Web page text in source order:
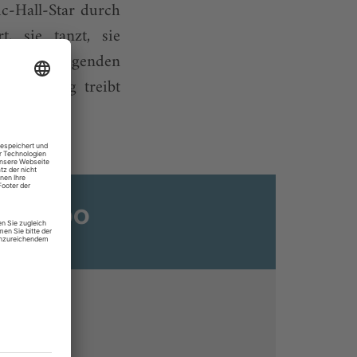
Hall-Star durch
sie tanzt, sie
fliegenden
Ding treibt
Abo